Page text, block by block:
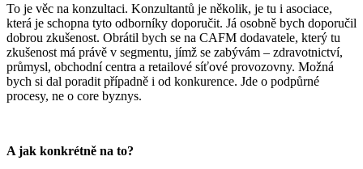
To je věc na konzultaci. Konzultantů je několik, je tu i asociace,
která je schopna tyto odborníky doporučit. Já osobně bych doporučil
dobrou zkušenost. Obrátil bych se na CAFM dodavatele, který tu
zkušenost má právě v segmentu, jímž se zabývám – zdravotnictví,
průmysl, obchodní centra a retailové síťové provozovny. Možná
bych si dal poradit případně i od konkurence. Jde o podpůrné
procesy, ne o core byznys.
A jak konkrétně na to?